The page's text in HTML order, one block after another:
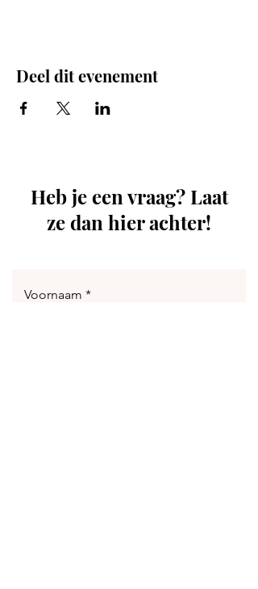
Deel dit evenement
Heb je een vraag? Laat
ze dan hier achter!
Voornaam